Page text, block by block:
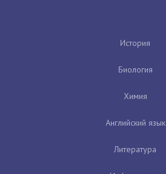
История
Биология
Химия
Английский язык
Литература